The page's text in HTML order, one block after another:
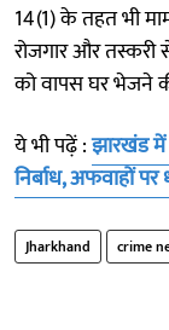
14(1) के तहत भी
रोजगार और तस्करी
को वापस घर भेजने
ये भी पढ़ें :झारखंड में
निर्बाध, अफवाहों
Jharkhand crime